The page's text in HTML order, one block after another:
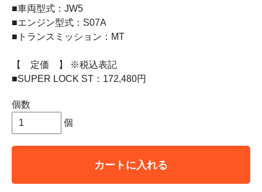
■車両型式：JW5
■エンジン型式：S07A
■トランスミッション：MT
【 定価 】 ※税込表記
■SUPER LOCK ST：172,480円
個数
個
カートに入れる